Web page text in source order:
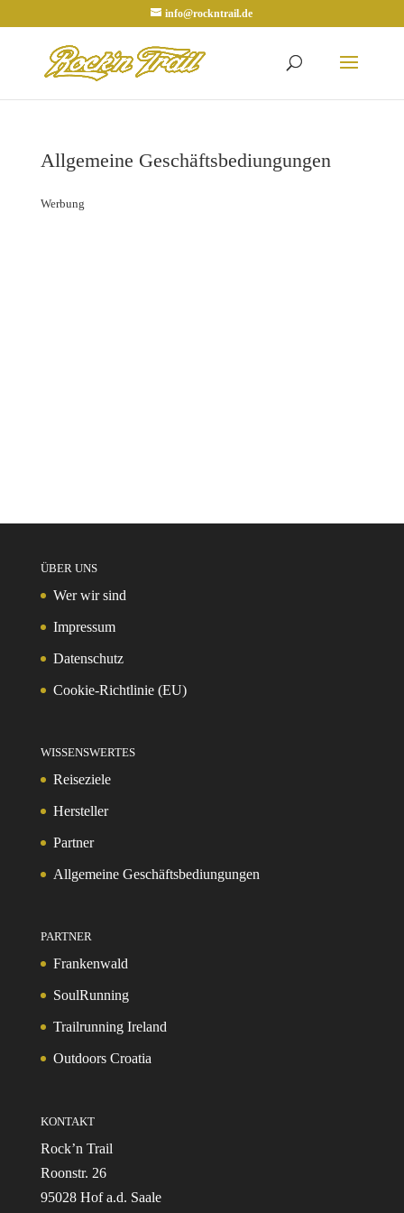
info@rockntrail.de
Allgemeine Geschäftsbediungungen
Werbung
ÜBER UNS
Wer wir sind
Impressum
Datenschutz
Cookie-Richtlinie (EU)
WISSENSWERTES
Reiseziele
Hersteller
Partner
Allgemeine Geschäftsbediungungen
PARTNER
Frankenwald
SoulRunning
Trailrunning Ireland
Outdoors Croatia
KONTAKT
Rock’n Trail
Roonstr. 26
95028 Hof a.d. Saale